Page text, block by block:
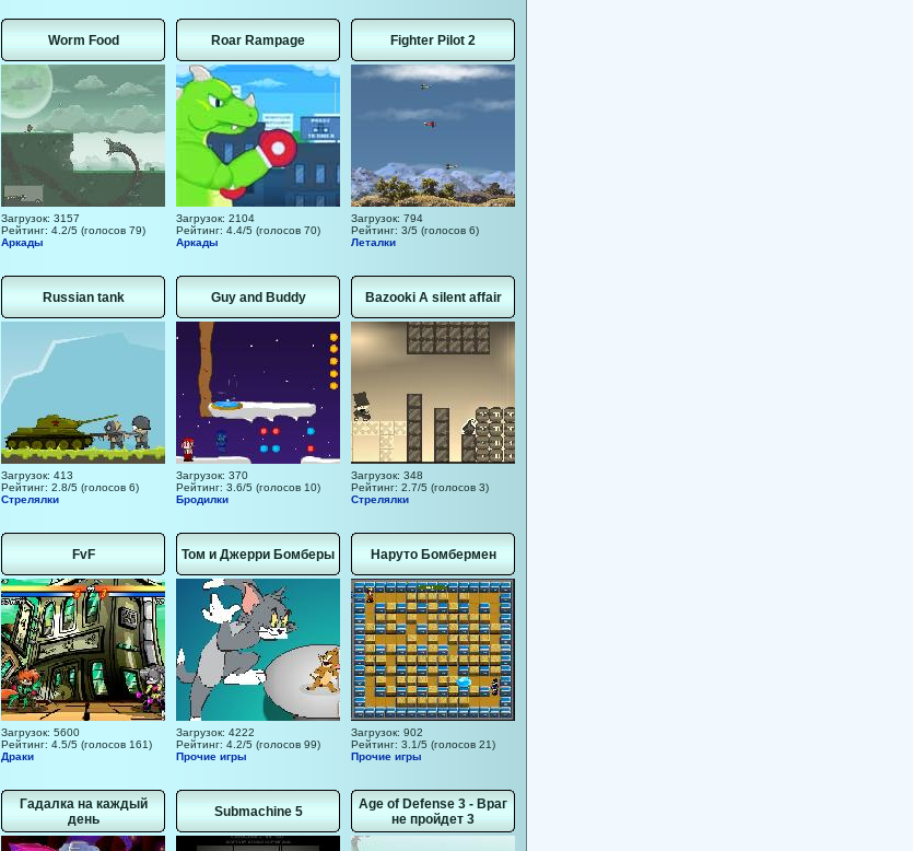
Worm Food
Загрузок: 3157
Рейтинг: 4.2/5 (голосов 79)
Аркады
Roar Rampage
Загрузок: 2104
Рейтинг: 4.4/5 (голосов 70)
Аркады
Fighter Pilot 2
Загрузок: 794
Рейтинг: 3/5 (голосов 6)
Леталки
Russian tank
Загрузок: 413
Рейтинг: 2.8/5 (голосов 6)
Стрелялки
Guy and Buddy
Загрузок: 370
Рейтинг: 3.6/5 (голосов 10)
Бродилки
Bazooki A silent affair
Загрузок: 348
Рейтинг: 2.7/5 (голосов 3)
Стрелялки
FvF
Загрузок: 5600
Рейтинг: 4.5/5 (голосов 161)
Драки
Том и Джерри Бомберы
Загрузок: 4222
Рейтинг: 4.2/5 (голосов 99)
Прочие игры
Наруто Бомбермен
Загрузок: 902
Рейтинг: 3.1/5 (голосов 21)
Прочие игры
Гадалка на каждый
день
Submachine 5
Age of Defense 3 - Враг
не пройдет 3